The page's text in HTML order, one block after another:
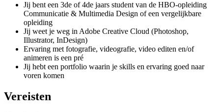
Jij bent een 3de of 4de jaars student van de HBO-opleiding
Communicatie & Multimedia Design of een vergelijkbare
opleiding
Jij weet je weg in Adobe Creative Cloud (Photoshop,
Illustrator, InDesign)
Ervaring met fotografie, videografie, video editen en/of
animeren is een pré
Jij hebt een portfolio waarin je skills en ervaring goed naar
voren komen
Vereisten